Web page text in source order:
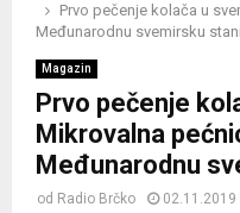
Prvo pečenje kolača u
Međunarodnu svemirsku
Magazin
Prvo pečenje
Mikrovalna
Međunarodnu
od Radio Brčko 02.11.2019